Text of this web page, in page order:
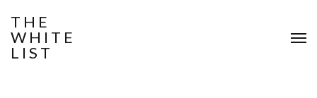
THE
WHITE
LIST